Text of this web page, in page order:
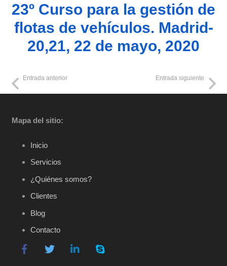
23º Curso para la gestión de
flotas de vehículos. Madrid-
20,21, 22 de mayo, 2020
Entrada anterior Entrada siguiente
Mapa del sitio:
Inicio
Servicios
¿Quiénes somos?
Clientes
Blog
Contacto